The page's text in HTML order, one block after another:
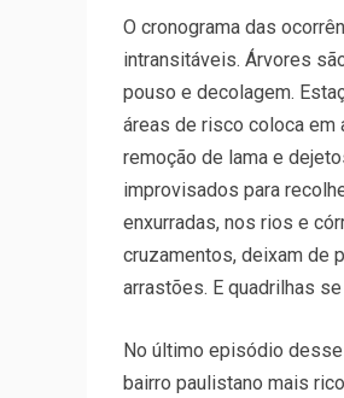
O cronograma das
intransitáveis. Árvores
pouso e decolagem.
áreas de risco coloca em
remoção de lama e
improvisados para
enxurradas, nos rios e
cruzamentos, deixam de
arrastões. E quadrilhas
No último episódio desse
bairro paulistano mais